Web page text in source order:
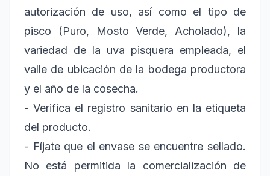
autorización de uso, así como el tipo de
pisco (Puro, Mosto Verde, Acholado), la
variedad de la uva pisquera empleada, el
valle de ubicación de la bodega productora
y el año de la cosecha.
- Verifica el registro sanitario en la etiqueta
del producto.
- Fíjate que el envase se encuentre sellado.
No está permitida la comercialización de